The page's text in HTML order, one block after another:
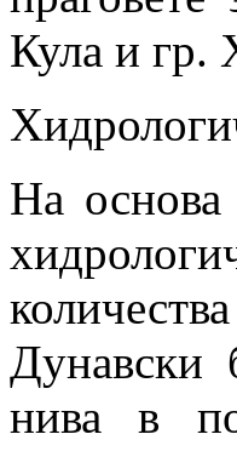
Кула и
На основа
Дунавски
нива в